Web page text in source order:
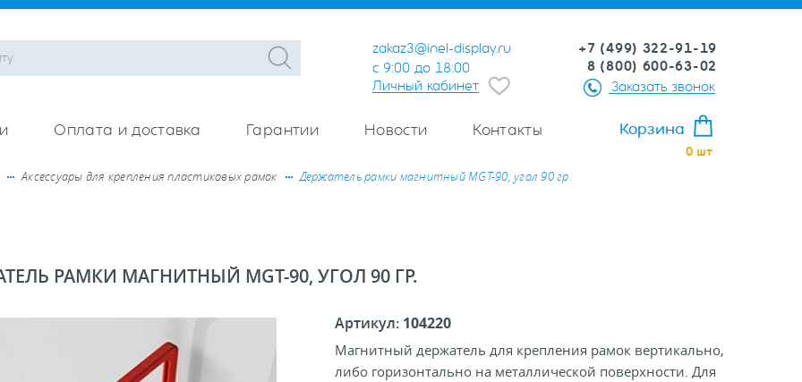
zakaz3@inel-display.ru
с 9:00 до 18:00
Личный кабинет
+7 (499) 322-91-19
8 (800) 600-63-02
Заказать звонок
Оплата и доставка Гарантии Новости Контакты Корзина
0 шт
Аксессуары для крепления пластиковых рамок Держатель рамки магнитный MGT-90, угол 90 гр.
РАМКИ МАГНИТНЫЙ MGT-90, УГОЛ 90 ГР.
Артикул: 104220
Магнитный держатель для крепления рамок вертикально,
либо горизонтально на металлической поверхности. Для